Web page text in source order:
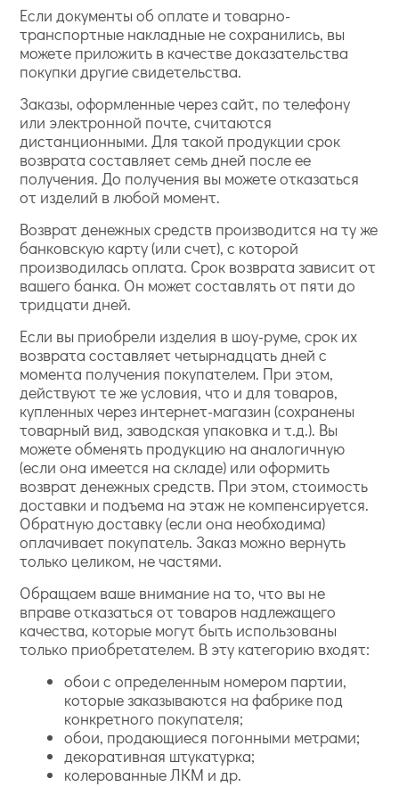
Если документы об оплате и товарно-
транспортные накладные не сохранились, вы
можете приложить в качестве доказательства
покупки другие свидетельства.
Заказы, оформленные через сайт, по телефону
или электронной почте, считаются
дистанционными. Для такой продукции срок
возврата составляет семь дней после ее
получения. До получения вы можете отказаться
от изделий в любой момент.
Возврат денежных средств производится на ту же
банковскую карту (или счет), с которой
производилась оплата. Срок возврата зависит от
вашего банка. Он может составлять от пяти до
тридцати дней.
Если вы приобрели изделия в шоу-руме, срок их
возврата составляет четырнадцать дней с
момента получения покупателем. При этом,
действуют те же условия, что и для товаров,
купленных через интернет-магазин (сохранены
товарный вид, заводская упаковка и т.д.). Вы
можете обменять продукцию на аналогичную
(если она имеется на складе) или оформить
возврат денежных средств. При этом, стоимость
доставки и подъема на этаж не компенсируется.
Обратную доставку (если она необходима)
оплачивает покупатель. Заказ можно вернуть
только целиком, не частями.
Обращаем ваше внимание на то, что вы не
вправе отказаться от товаров надлежащего
качества, которые могут быть использованы
только приобретателем. В эту категорию входят:
обои с определенным номером партии,
которые заказываются на фабрике под
конкретного покупателя;
обои, продающиеся погонными метрами;
декоративная штукатурка;
колерованные ЛКМ и др.